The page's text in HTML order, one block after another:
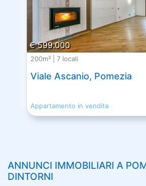
€ 599.000
200m² | 7 locali
Viale Ascanio, Pomezia
Appartamento in vendita
ANNUNCI IMMOBILIARI A
DINTORNI